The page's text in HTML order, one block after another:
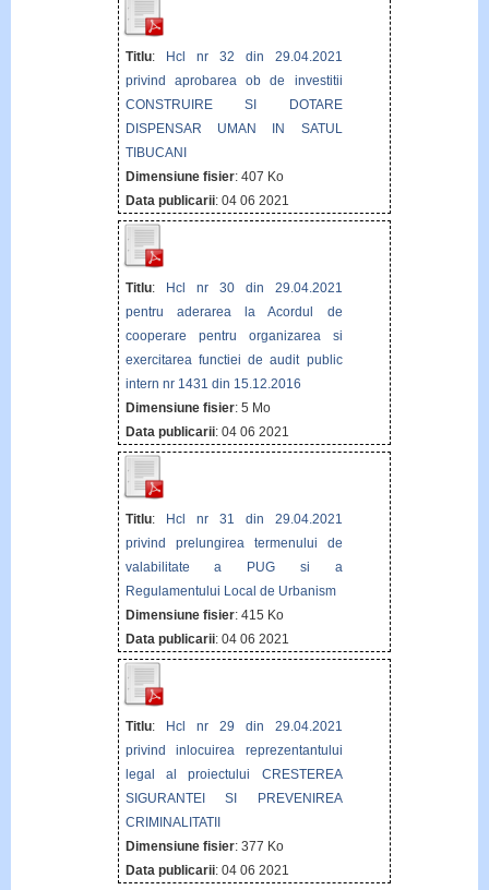
Titlu: Hcl nr 32 din 29.04.2021
privind aprobarea ob de investitii
CONSTRUIRE SI DOTARE
DISPENSAR UMAN IN SATUL
TIBUCANI
Dimensiune fisier: 407 Ko
Data publicarii: 04 06 2021
Titlu:
Hcl nr 30 din 29.04.2021
pentru aderarea la Acordul de
cooperare pentru organizarea si
exercitarea functiei de audit public
intern nr 1431 din 15.12.2016
Dimensiune fisier: 5 Mo
Data publicarii: 04 06 2021
Titlu:
Hcl nr 31 din 29.04.2021
privind prelungirea termenului de
valabilitate a PUG si a
Regulamentului Local de Urbanism
Dimensiune fisier: 415 Ko
Data publicarii: 04 06 2021
Titlu:
Hcl nr 29 din 29.04.2021
privind inlocuirea reprezentantului
legal al proiectului CRESTEREA
SIGURANTEI SI PREVENIREA
CRIMINALITATII
Dimensiune fisier: 377 Ko
Data publicarii: 04 06 2021